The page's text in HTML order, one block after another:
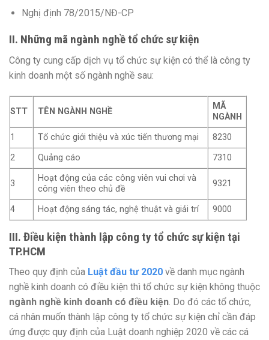
Nghị định 78/2015/NĐ-CP
II. Những mã ngành nghề tổ chức sự kiện
Công ty cung cấp dịch vụ tổ chức sự kiện có thể là công ty
kinh doanh một số ngành nghề sau:
STT TÊN NGÀNH NGHỀ
MÃ
NGÀNH
1
Tổ chức giới thiệu và xúc tiến thương mại
8230
2
Quảng cáo 7310
3
Hoạt động của các công viên vui chơi và
công viên theo chủ đề
9321
4 Hoạt động sáng tác, nghệ thuật và giải trí 9000
III. Điều kiện thành lập công ty tổ chức sự kiện tại
TP.HCM
Theo quy định của Luật đầu tư 2020 về danh mục ngành
nghề kinh doanh có điều kiện thì tổ chức sự kiện không thuộc
ngành nghề kinh doanh có điều kiện. Do đó các tổ chức,
cá nhân muốn thành lập công ty tổ chức sự kiện chỉ cần đáp
ứng được quy định của Luật doanh nghiệp 2020 về các cá